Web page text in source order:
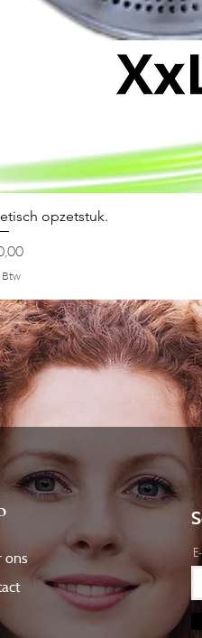
opzetstuk.
Btw
ons